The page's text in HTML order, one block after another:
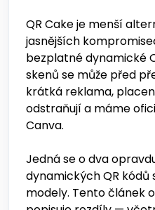
QR Cake je menší
jasnějších
bezplatné dynamické
skenů se může před
krátká reklama,
odstraňují a máme
Canva.
Jedná se o dva
dynamických QR
modely. Tento článek